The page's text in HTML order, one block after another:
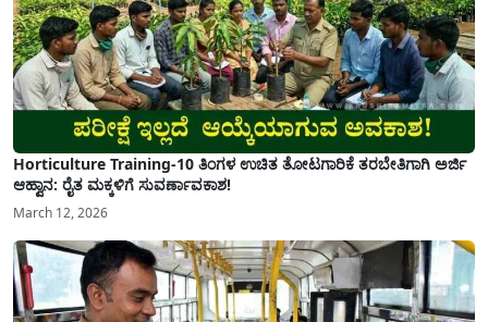
Horticulture Training-10 ತಿಂಗಳ ಉಚಿತ ತೋಟಗಾರಿಕೆ ತರಬೇತಿಗಾಗಿ ಅರ್ಜಿ
ಆಹ್ವಾನ: ರೈತ ಮಕ್ಕಳಿಗೆ ಸುವರ್ಣಾವಕಾಶ!
March 12, 2026